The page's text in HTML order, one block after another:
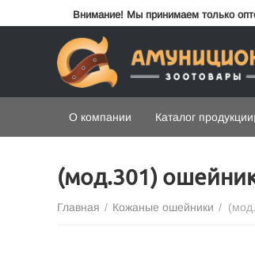
Внимание! Мы принимаем только
О компании Каталог продукции
(мод.301)
Главная / Кожаные ошейники /